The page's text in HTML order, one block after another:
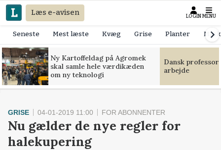
Læs e-avisen LOGIN MENU
Seneste Mest læste Kvæg Grise Planter
Ny Kartoffeldag på Agromek
skal samle hele værdikæden
om ny teknologi
Dansk
arbejde
GRISE 04-01-2019 11:00 FOR ABONNENTER
Nu gælder de nye regler for
halekupering